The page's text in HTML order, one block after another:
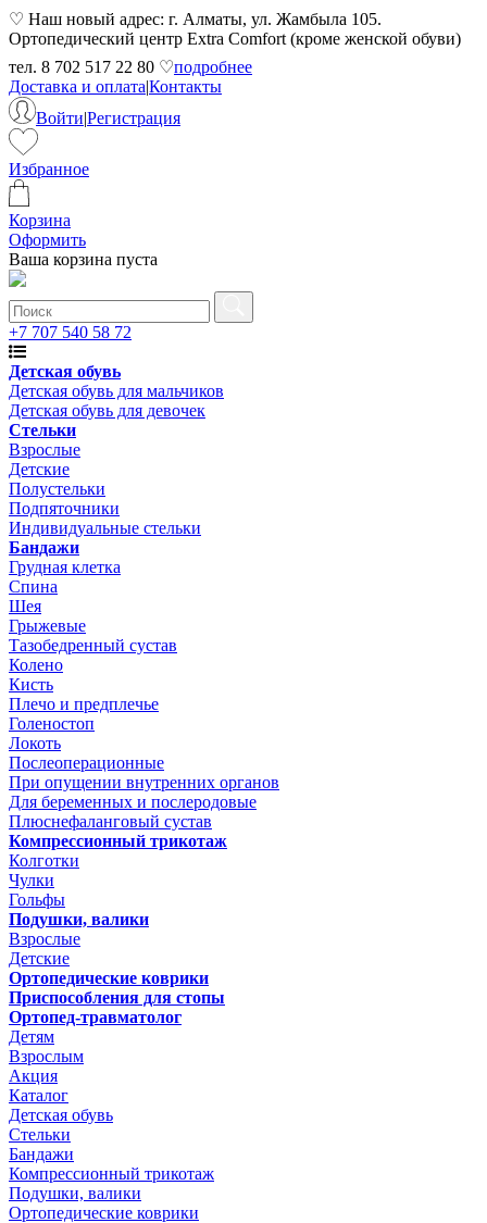
♡ Наш новый адрес: г. Алматы, ул. Жамбыла 105.
Ортопедический центр Extra Comfort (кроме женской обуви)
тел. 8 702 517 22 80 ♡подробнее
Доставка и оплата|Контакты
Войти|Регистрация
Избранное
Корзина
Оформить
Ваша корзина пуста
+7 707 540 58 72
Детская обувь
Детская обувь для мальчиков
Детская обувь для девочек
Стельки
Взрослые
Детские
Полустельки
Подпяточники
Индивидуальные стельки
Бандажи
Грудная клетка
Спина
Шея
Грыжевые
Тазобедренный сустав
Колено
Кисть
Плечо и предплечье
Голеностоп
Локоть
Послеоперационные
При опущении внутренних органов
Для беременных и послеродовые
Плюснефаланговый сустав
Компрессионный трикотаж
Колготки
Чулки
Гольфы
Подушки, валики
Взрослые
Детские
Ортопедические коврики
Приспособления для стопы
Ортопед-травматолог
Детям
Взрослым
Акция
Каталог
Детская обувь
Стельки
Бандажи
Компрессионный трикотаж
Подушки, валики
Ортопедические коврики